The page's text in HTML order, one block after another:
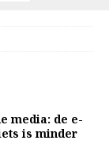
media: de e-
is minder